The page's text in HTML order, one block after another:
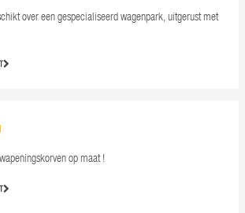
over een gespecialiseerd wagenpark, uitgerust met
op maat !